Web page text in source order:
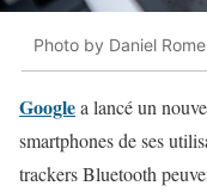
Photo by Daniel
Googlea lancé un
smartphones de ses
trackers Bluetooth